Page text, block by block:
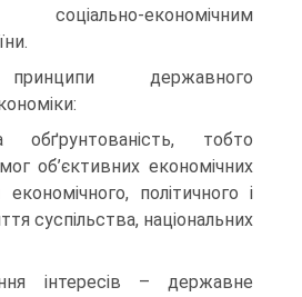
економічним
державного
тобто
об’єктивних економічних
економічного, політичного і
суспільства, національних
інтересів – державне